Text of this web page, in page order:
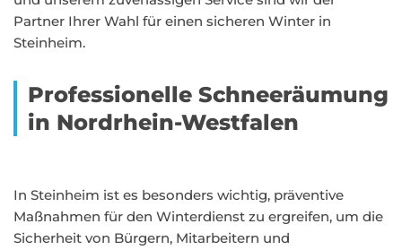
Partner Ihrer Wahl für einen sicheren Winter in
Steinheim.
Professionelle Schneeräumung
in Nordrhein-Westfalen
In Steinheim ist es besonders wichtig, präventive
Maßnahmen für den Winterdienst zu ergreifen, um die
Sicherheit von Bürgern, Mitarbeitern und